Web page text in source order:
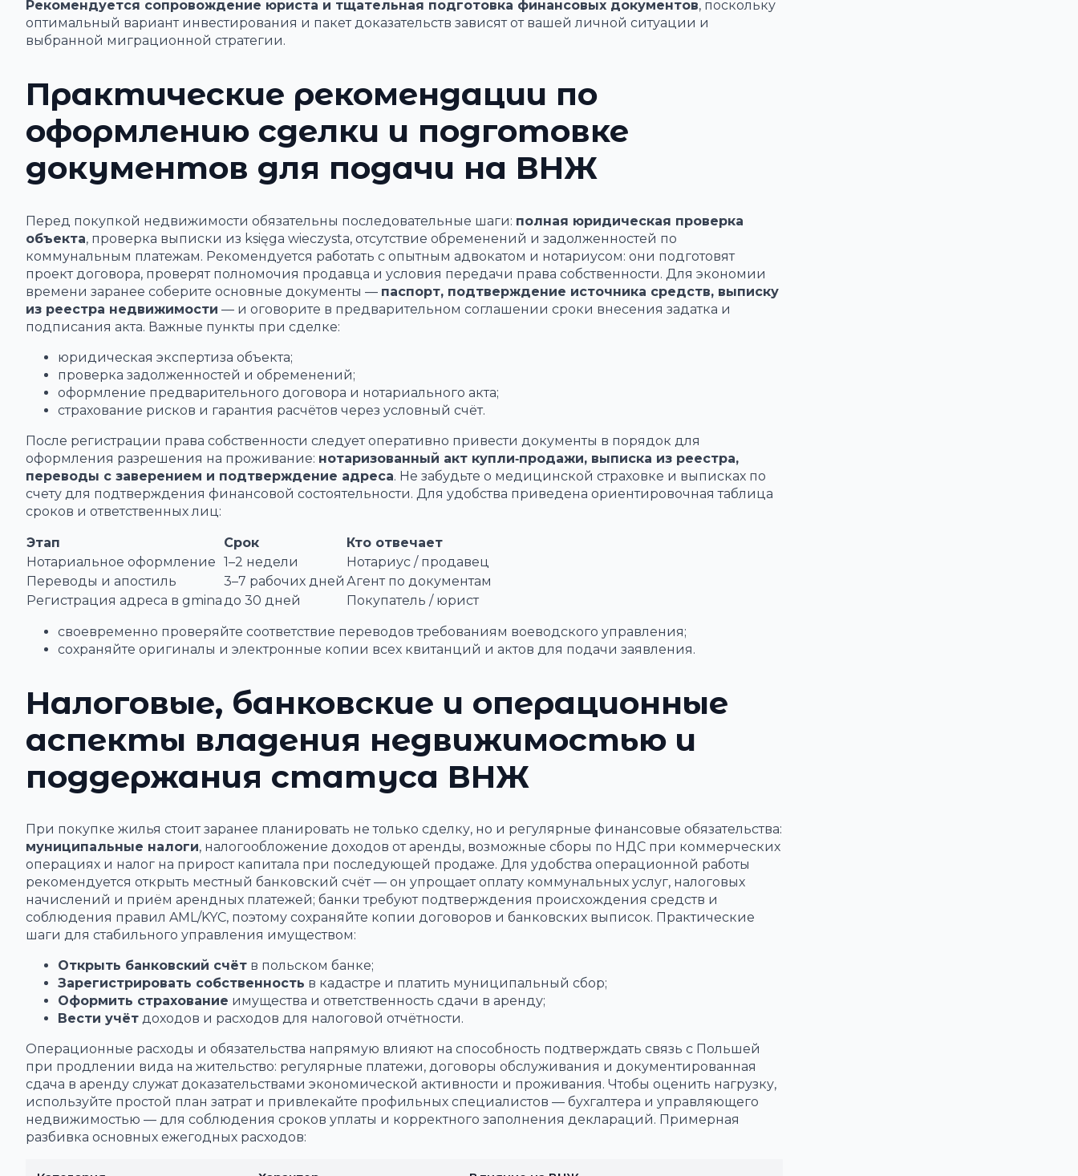
Рекомендуется сопровождение юриста и тщательная подготовка финансовых документов, поскольку
оптимальный вариант инвестирования и пакет доказательств зависят от вашей личной ситуации и
выбранной миграционной стратегии.
Практические рекомендации по
оформлению сделки и подготовке
документов для подачи на ВНЖ
Перед покупкой недвижимости обязательны последовательные шаги: полная юридическая проверка
объекта, проверка выписки из księga wieczysta, отсутствие обременений и задолженностей по
коммунальным платежам. Рекомендуется работать с опытным адвокатом и нотариусом: они подготовят
проект договора, проверят полномочия продавца и условия передачи права собственности. Для экономии
времени заранее соберите основные документы — паспорт, подтверждение источника средств, выписку
из реестра недвижимости — и оговорите в предварительном соглашении сроки внесения задатка и
подписания акта. Важные пункты при сделке:
юридическая экспертиза объекта;
проверка задолженностей и обременений;
оформление предварительного договора и нотариального акта;
страхование рисков и гарантия расчётов через условный счёт.
После регистрации права собственности следует оперативно привести документы в порядок для
оформления разрешения на проживание: нотаризованный акт купли‑продажи, выписка из реестра,
переводы с заверением и подтверждение адреса. Не забудьте о медицинской страховке и выписках по
счету для подтверждения финансовой состоятельности. Для удобства приведена ориентировочная таблица
сроков и ответственных лиц:
Этап Срок
Кто отвечает
Нотариальное оформление 1–2 недели
Нотариус / продавец
Переводы и апостиль
3–7 рабочих дней Агент по документам
Регистрация адреса в gmina до 30 дней Покупатель / юрист
своевременно проверяйте соответствие переводов требованиям воеводского управления;
сохраняйте оригиналы и электронные копии всех квитанций и актов для подачи заявления.
Налоговые, банковские и операционные
аспекты владения недвижимостью и
поддержания статуса ВНЖ
При покупке жилья стоит заранее планировать не только сделку, но и регулярные финансовые обязательства:
муниципальные налоги, налогообложение доходов от аренды, возможные сборы по НДС при коммерческих
операциях и налог на прирост капитала при последующей продаже. Для удобства операционной работы
рекомендуется открыть местный банковский счёт — он упрощает оплату коммунальных услуг, налоговых
начислений и приём арендных платежей; банки требуют подтверждения происхождения средств и
соблюдения правил AML/KYC, поэтому сохраняйте копии договоров и банковских выписок. Практические
шаги для стабильного управления имуществом:
Открыть банковский счёт в польском банке;
Зарегистрировать собственность в кадастре и платить муниципальный сбор;
Оформить страхование имущества и ответственность сдачи в аренду;
Вести учёт доходов и расходов для налоговой отчётности.
Операционные расходы и обязательства напрямую влияют на способность подтверждать связь с Польшей
при продлении вида на жительство: регулярные платежи, договоры обслуживания и документированная
сдача в аренду служат доказательствами экономической активности и проживания. Чтобы оценить нагрузку,
используйте простой план затрат и привлекайте профильных специалистов — бухгалтера и управляющего
недвижимостью — для соблюдения сроков уплаты и корректного заполнения деклараций. Примерная
разбивка основных ежегодных расходов: